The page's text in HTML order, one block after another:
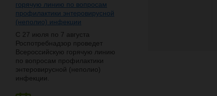
горячую линию по вопросам
профилактики энтеровирусной
(неполио) инфекции
С 27 июля по 7 августа
Роспотребнадзор проведет
Всероссийскую горячую линию
по вопросам профилактики
энтеровирусной (неполио)
инфекции.